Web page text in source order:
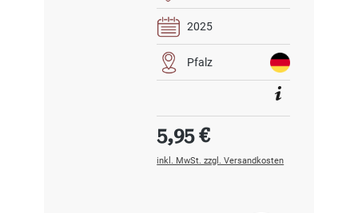
2025
Pfalz
Regulärer Preis:
5,95 €
inkl. MwSt. zzgl. Versandkosten